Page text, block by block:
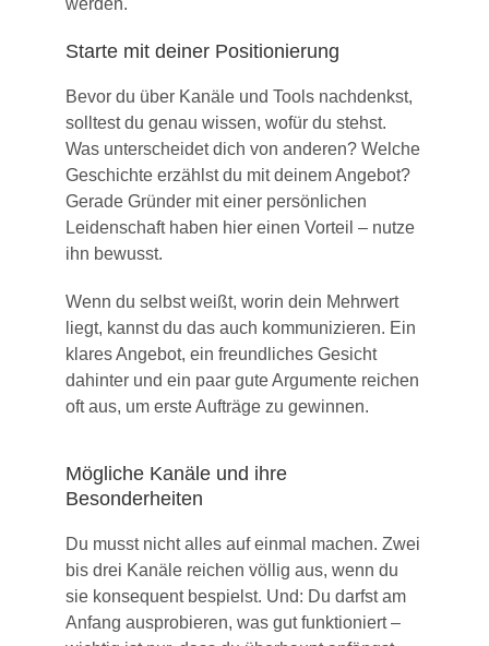
werden.
Starte mit deiner Positionierung
Bevor du über Kanäle und Tools nachdenkst,
solltest du genau wissen, wofür du stehst.
Was unterscheidet dich von anderen? Welche
Geschichte erzählst du mit deinem Angebot?
Gerade Gründer mit einer persönlichen
Leidenschaft haben hier einen Vorteil – nutze
ihn bewusst.
Wenn du selbst weißt, worin dein Mehrwert
liegt, kannst du das auch kommunizieren. Ein
klares Angebot, ein freundliches Gesicht
dahinter und ein paar gute Argumente reichen
oft aus, um erste Aufträge zu gewinnen.
Mögliche Kanäle und ihre
Besonderheiten
Du musst nicht alles auf einmal machen. Zwei
bis drei Kanäle reichen völlig aus, wenn du
sie konsequent bespielst. Und: Du darfst am
Anfang ausprobieren, was gut funktioniert –